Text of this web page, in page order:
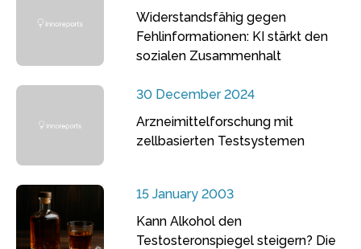
Widerstandsfähig gegen
Fehlinformationen: KI stärkt den
sozialen Zusammenhalt
30 December 2024
Arzneimittelforschung mit
zellbasierten Testsystemen
15 January 2003
Kann Alkohol den
Testosteronspiegel steigern? Die